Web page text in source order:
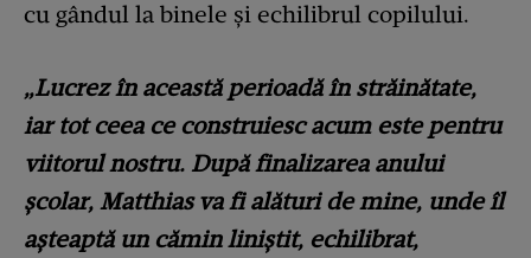
cu gândul la binele și echilibrul copilului.
„Lucrez în această perioadă în străinătate,
iar tot ceea ce construiesc acum este pentru
viitorul nostru. După finalizarea anului
școlar, Matthias va fi alături de mine, unde îl
așteaptă un cămin liniștit, echilibrat,